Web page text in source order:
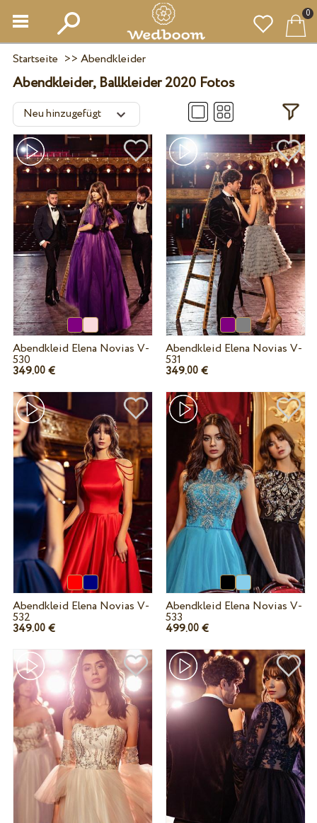
0
Startseite >> Abendkleider
Abendkleider, Ballkleider 2020 Fotos
Abendkleid Elena Novias V-
530
349.00€
Abendkleid Elena Novias V-
531
349.00 €
Abendkleid Elena Novias V-
532
349.00€
Abendkleid Elena Novias V-
533
499.00 €